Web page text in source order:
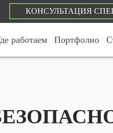
КОНСУЛЬТАЦИЯ
работаем Портфолио